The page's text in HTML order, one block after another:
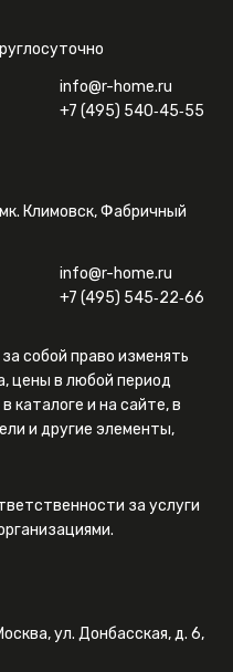
info@r-home.ru
+7 (495) 540‑45‑55
Климовск, Фабричный
info@r-home.ru
+7 (495) 545‑22‑66
собой право изменять
цены в любой период
каталоге и на сайте, в
и другие элементы,
за услуги
ул. Донбасская, д. 6,